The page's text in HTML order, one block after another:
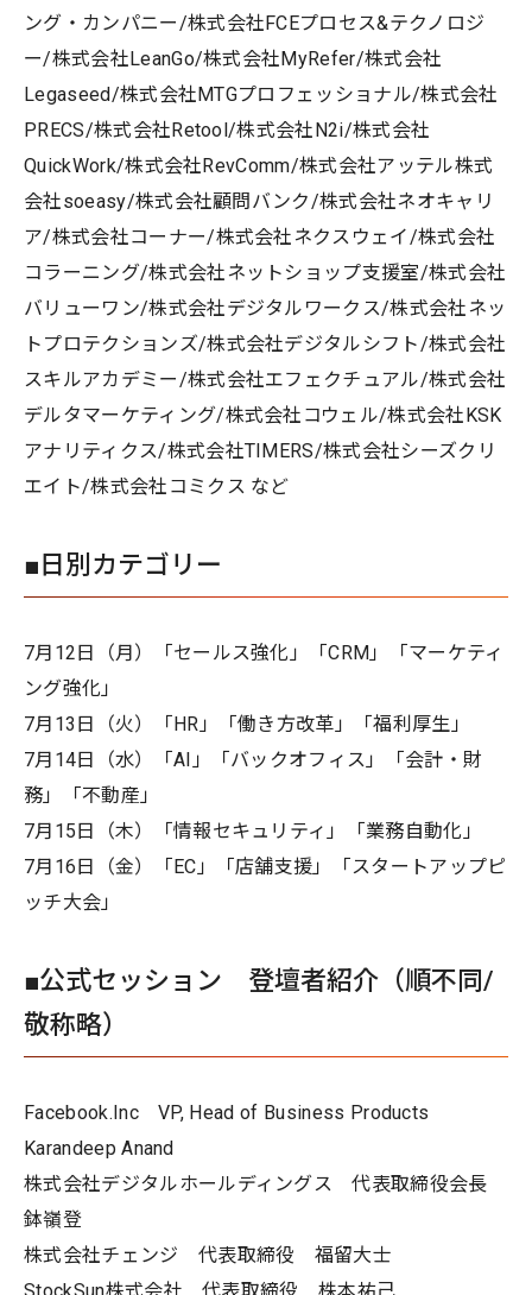
ング・カンパニー/株式会社FCEプロセス&テクノロジ
ー/株式会社LeanGo/株式会社MyRefer/株式会社
Legaseed/株式会社MTGプロフェッショナル/株式会社
PRECS/株式会社Retool/株式会社N2i/株式会社
QuickWork/株式会社RevComm/株式会社アッテル株式
会社soeasy/株式会社顧問バンク/株式会社ネオキャリ
ア/株式会社コーナー/株式会社ネクスウェイ/株式会社
コラーニング/株式会社ネットショップ支援室/株式会社
バリューワン/株式会社デジタルワークス/株式会社ネッ
トプロテクションズ/株式会社デジタルシフト/株式会社
スキルアカデミー/株式会社エフェクチュアル/株式会社
デルタマーケティング/株式会社コウェル/株式会社KSK
アナリティクス/株式会社TIMERS/株式会社シーズクリ
エイト/株式会社コミクス など
■日別カテゴリー
7月12日（月）「セールス強化」「CRM」「マーケティ
ング強化」
7月13日（火）「HR」「働き方改革」「福利厚生」
7月14日（水）「AI」「バックオフィス」「会計・財
務」「不動産」
7月15日（木）「情報セキュリティ」「業務自動化」
7月16日（金）「EC」「店舗支援」「スタートアップピ
ッチ大会」
■公式セッション 登壇者紹介（順不同/
敬称略）
Facebook.Inc VP, Head of Business Products
Karandeep Anand
株式会社デジタルホールディングス 代表取締役会長
鉢嶺登
株式会社チェンジ 代表取締役 福留大士